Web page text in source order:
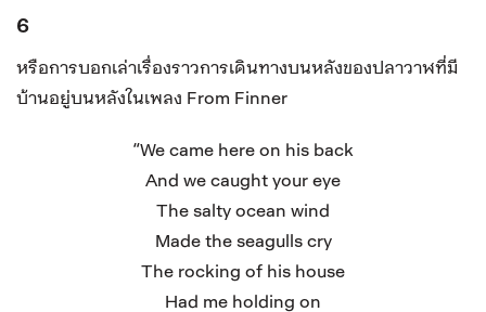
6
หรือการบอกเล่าเรื่องราวการเดินทางบนหลังของปลาวาฬที่มี
บ้านอยู่บนหลังในเพลง From Finner
“We came here on his back
And we caught your eye
The salty ocean wind
Made the seagulls cry
The rocking of his house
Had me holding on